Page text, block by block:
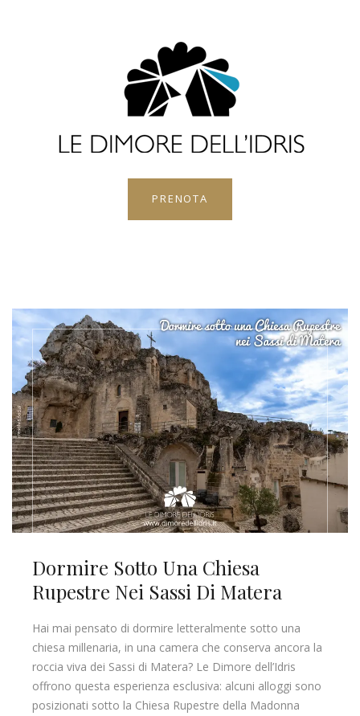
PRENOTA
Dormire Sotto Una Chiesa
Rupestre Nei Sassi Di Matera
Hai mai pensato di dormire letteralmente sotto una
chiesa millenaria, in una camera che conserva ancora la
roccia viva dei Sassi di Matera? Le Dimore dell’Idris
offrono questa esperienza esclusiva: alcuni alloggi sono
posizionati sotto la Chiesa Rupestre della Madonna